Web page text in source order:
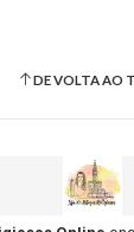
DE VOLTA AO